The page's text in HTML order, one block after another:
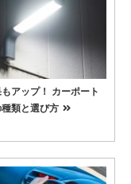
もアップ！ カーポート
類と選び方